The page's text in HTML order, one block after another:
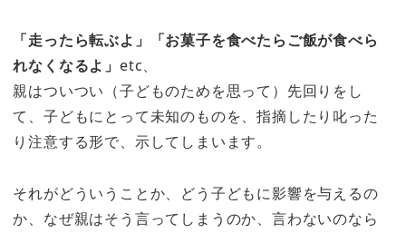
「走ったら転ぶよ」「お菓子を食べたらご飯が食べら
れなくなるよ」 etc、
親はついつい（子どものためを思って）先回りをし
て、子どもにとって未知のものを、指摘したり叱った
り注意する形で、示してしまいます。
それがどういうことか、どう子どもに影響を与えるの
か、なぜ親はそう言ってしまうのか、言わないのなら